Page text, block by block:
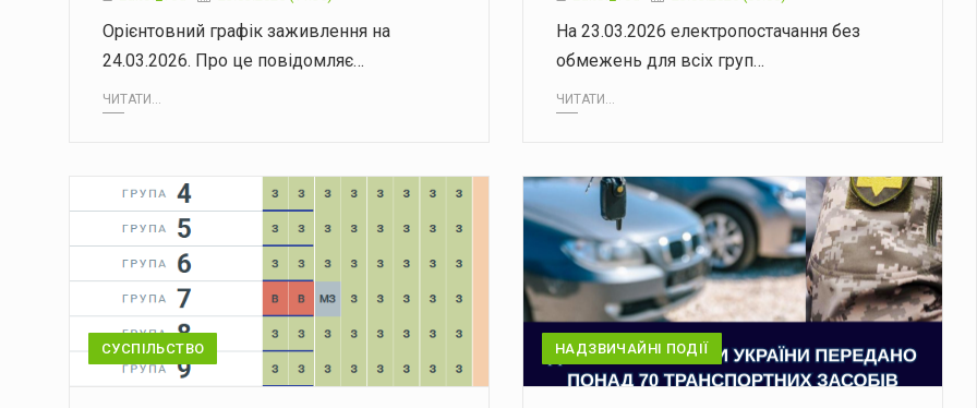
Орієнтовний графік заживлення на
24.03.2026. Про це повідомляє…
ЧИТАТИ...
На 23.03.2026 електропостачання без
обмежень для всіх груп…
ЧИТАТИ...
СУСПІЛЬСТВО НАДЗВИЧАЙНІ ПОДІЇ